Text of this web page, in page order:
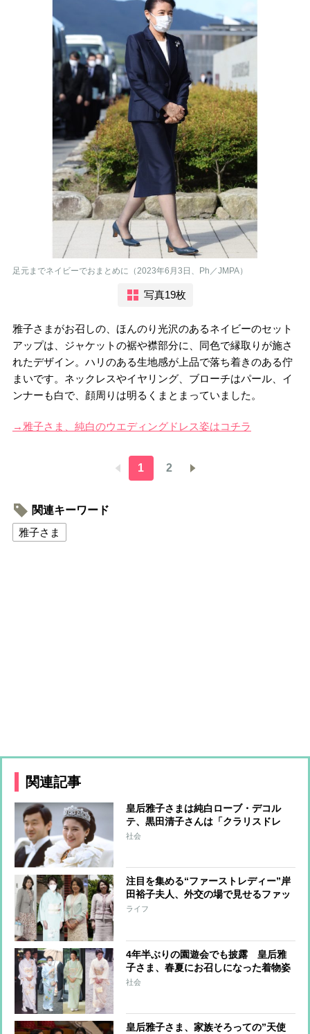
足元までネイビーでおまとめに（2023年6月3日、Ph／JMPA）
写真19枚
雅子さまがお召しの、ほんのり光沢のあるネイビーのセット
アップは、ジャケットの裾や襟部分に、同色で縁取りが施さ
れたデザイン。ハリのある生地感が上品で落ち着きのある佇
まいです。ネックレスやイヤリング、ブローチはパール、イ
ンナーも白で、顔周りは明るくまとまっていました。
→雅子さま、純白のウエディングドレス姿はコチラ
1 2
関連キーワード
雅子さま
関連記事
皇后雅子さまは純白ローブ・デコル
テ、黒田清子さんは「クラリスドレ
ス」と話題に 女性皇族の華麗な
社会
注目を集める“ファーストレディー”岸
田裕子夫人、外交の場で見せるファッ
ションセンスとその素顔 英語が堪
ライフ
4年半ぶりの園遊会でも披露 皇后雅
子さま、春夏にお召しになった着物姿
に見る気品とお心遣い
社会
皇后雅子さま、家族そろっての”天使